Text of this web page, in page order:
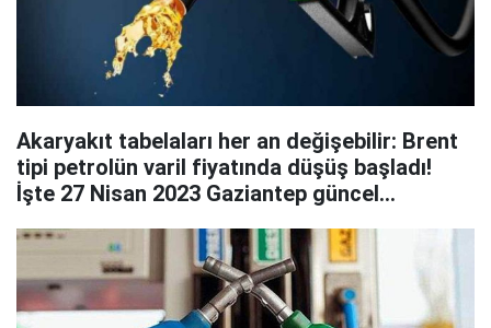
Akaryakıt tabelaları her an değişebilir: Brent
tipi petrolün varil fiyatında düşüş başladı!
İşte 27 Nisan 2023 Gaziantep güncel